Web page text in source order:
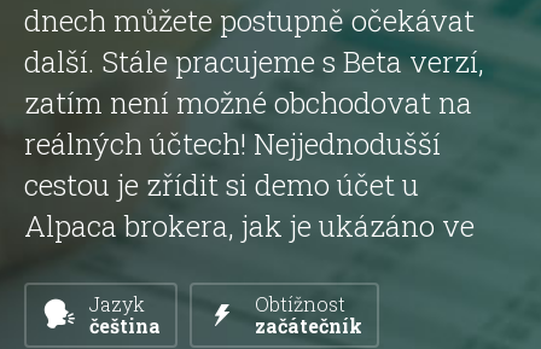
dnech můžete postupně očekávat
další. Stále pracujeme s Beta verzí,
zatím není možné obchodovat na
reálných účtech! Nejjednodušší
cestou je zřídit si demo účet u
Alpaca brokera, jak je ukázáno ve
Jazyk
čeština
Obtížnost
začátečník